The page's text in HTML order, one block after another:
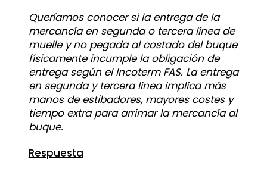
Queríamos conocer si la entrega de la
mercancía en segunda o tercera línea de
muelle y no pegada al costado del buque
físicamente incumple la obligación de
entrega según el Incoterm FAS. La entrega
en segunda y tercera línea implica más
manos de estibadores, mayores costes y
tiempo extra para arrimar la mercancía al
buque.
Respuesta